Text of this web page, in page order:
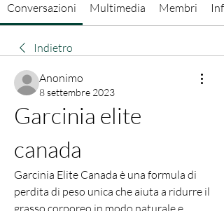
Conversazioni Multimedia Membri Info
Indietro
Anonimo
8 settembre 2023
Garcinia elite
canada
Garcinia Elite Canada è una formula di
perdita di peso unica che aiuta a ridurre il
grasso corporeo in modo naturale e